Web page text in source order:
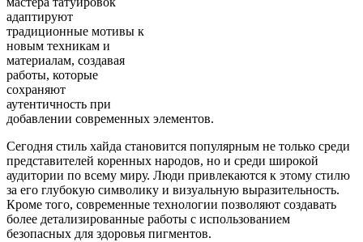
адаптируют
традиционные мотивы к
новым техникам и
материалам, создавая
работы, которые
сохраняют
аутентичность при
добавлении современных элементов.
Сегодня стиль хайда становится популярным не только среди
представителей коренных народов, но и среди широкой
аудитории по всему миру. Люди привлекаются к этому стилю
за его глубокую символику и визуальную выразительность.
Кроме того, современные технологии позволяют создавать
более детализированные работы с использованием
безопасных для здоровья пигментов.